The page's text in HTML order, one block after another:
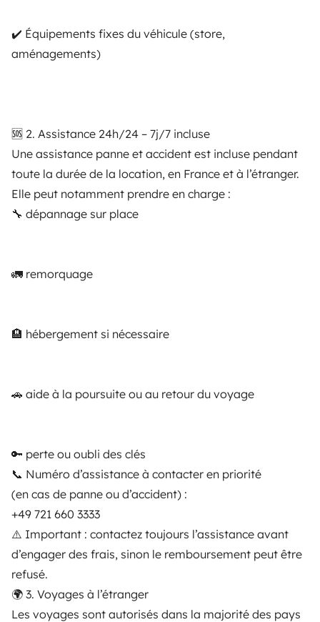
✔️ Équipements fixes du véhicule (store,
aménagements)
🆘 2. Assistance 24h/24 – 7j/7 incluse
Une assistance panne et accident est incluse pendant
toute la durée de la location, en France et à l’étranger.
Elle peut notamment prendre en charge :
🔧 dépannage sur place
🚛 remorquage
🏨 hébergement si nécessaire
🚗 aide à la poursuite ou au retour du voyage
🔑 perte ou oubli des clés
📞 Numéro d’assistance à contacter en priorité
(en cas de panne ou d’accident) :
+49 721 660 3333
⚠️ Important : contactez toujours l’assistance avant
d’engager des frais, sinon le remboursement peut être
refusé.
🌍 3. Voyages à l’étranger
Les voyages sont autorisés dans la majorité des pays
Idiomas hablados
4 viajeros
5,0Best Owner 119 €
5,0Best Owner
A partir de
117 €/día